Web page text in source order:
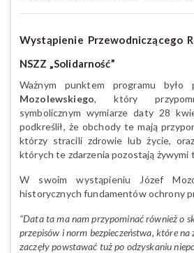
Wystąpienie Przewodniczącego
NSZZ „Solidarność”
Ważnym punktem programu było
Mozolewskiego, który
symbolicznym wymiarze daty 28
podkreślił, że obchody te mają
którzy stracili zdrowie lub życie,
których te zdarzenia pozostają żywymi
W swoim wystąpieniu Józef
historycznych fundamentów ochrony
"Data ta ma nam przypominać również o
przepisów i norm bezpieczeństwa, które na
zaczęły powstawać tuż po odzyskaniu